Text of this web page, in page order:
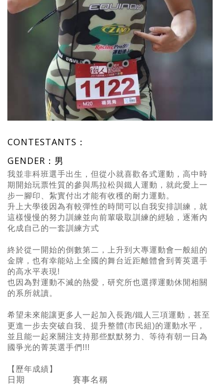
CONTESTANTS：
GENDER：男
我並非科班選手出生，但從小就喜歡各式運動，高中時
期開始玩票性質的參與馬拉松與鐵人運動，就此愛上一
步一腳印、紮實付出才能有收穫的耐力運動。
升上大學後因為有較彈性的時間可以自我安排訓練，就
這樣慢慢的努力訓練並向前輩吸取訓練的經驗，逐漸內
化成自己的一套訓練方式
終於從一開始的倒數第二，上升到大專運動會一般組的
金牌，也有幸能站上全國的舞台近距離體會到菁英選手
的高水平表現!
也因為對運動不滅的熱愛，研究所也選擇運動休閒相關
的系所就讀。
希望未來能讓更多人一起加入長跑/鐵人三項運動，甚至
更進一步去突破自我、提升整體(市民組)的運動水平，
並且能一起來關注支持那些默默努力、等待有朝一日為
國爭光的菁英選手們!!!
【歷年成績】
日期
賽事名稱